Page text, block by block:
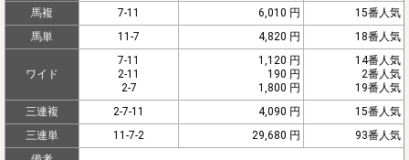
馬複
7-11 6,010 円
15番人気
馬単
11-7 4,820 円 18番人気
ワイド
7-11
2-11
2-7
1,120 円
190 円
1,800 円
14番人気
2番人気
19番人気
三連複
2-7-11 4,090 円
15番人気
三連単
11-7-2 29,680 円
93番人気